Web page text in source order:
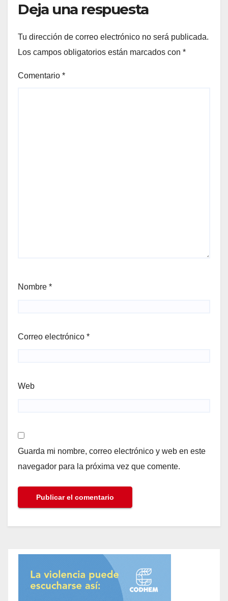
Deja una respuesta
Tu dirección de correo electrónico no será publicada.
Los campos obligatorios están marcados con *
Comentario *
Nombre *
Correo electrónico *
Web
Guarda mi nombre, correo electrónico y web en este
navegador para la próxima vez que comente.